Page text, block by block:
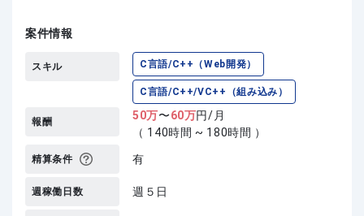
案件情報
スキル C言語/C++（Web開発）
C言語/C++/VC++（組み込み）
報酬 50万〜60万円/月
（ 140時間 ~ 180時間 ）
精算条件 有
週稼働日数 週５日